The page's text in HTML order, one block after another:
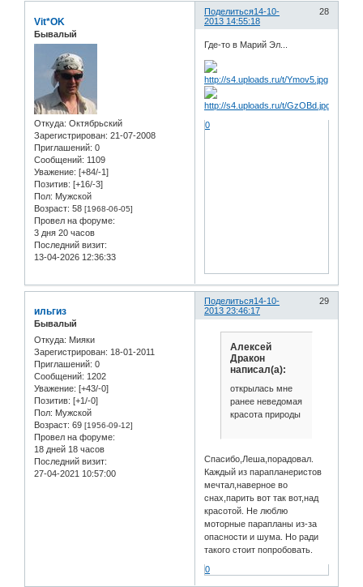
Поделиться 28
14-10-
2013 14:55:18
Vit*OK
Бывалый
Откуда: Oктябрьский
Зарегистрирован: 21-07-2008
Приглашений: 0
Сообщений: 1109
Уважение: [+84/-1]
Позитив: [+16/-3]
Пол: Мужской
Возраст: 58 [1968-06-05]
Провел на форуме:
3 дня 20 часов
Последний визит:
13-04-2026 12:36:33
Где-то в Марий Эл...
0
Поделиться 29
14-10-
2013 23:46:17
ильгиз
Бывалый
Откуда: Мияки
Зарегистрирован: 18-01-2011
Приглашений: 0
Сообщений: 1202
Уважение: [+43/-0]
Позитив: [+1/-0]
Пол: Мужской
Возраст: 69 [1956-09-12]
Провел на форуме:
18 дней 18 часов
Последний визит:
27-04-2021 10:57:00
Алексей
Дракон
написал(а):
открылась мне
ранее неведомая
красота природы
Спасибо,Леша,порадовал.
Каждый из парапланеристов
мечтал,наверное во
снах,парить вот так вот,над
красотой. Не люблю
моторные парапланы из-за
опасности и шума. Но ради
такого стоит попробовать.
0